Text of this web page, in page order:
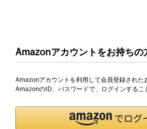
Amazonアカウントをお持ちの
Amazonアカウントを利用して会員登録された
AmazonのID、パスワードで、ログインするこ